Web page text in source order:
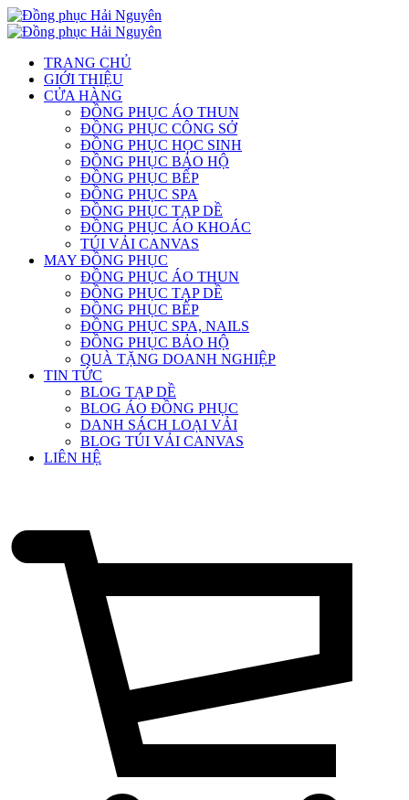
TRANG CHỦ
GIỚI THIỆU
CỬA HÀNG
ĐỒNG PHỤC ÁO THUN
ĐỒNG PHỤC CÔNG SỞ
ĐỒNG PHỤC HỌC SINH
ĐỒNG PHỤC BẢO HỘ
ĐỒNG PHỤC BẾP
ĐỒNG PHỤC SPA
ĐỒNG PHỤC TẠP DỀ
ĐỒNG PHỤC ÁO KHOÁC
TÚI VẢI CANVAS
MAY ĐỒNG PHỤC
ĐỒNG PHỤC ÁO THUN
ĐỒNG PHỤC TẠP DỀ
ĐỒNG PHỤC BẾP
ĐỒNG PHỤC SPA, NAILS
ĐỒNG PHỤC BẢO HỘ
QUÀ TẶNG DOANH NGHIỆP
TIN TỨC
BLOG TẠP DỀ
BLOG ÁO ĐỒNG PHỤC
DANH SÁCH LOẠI VẢI
BLOG TÚI VẢI CANVAS
LIÊN HỆ